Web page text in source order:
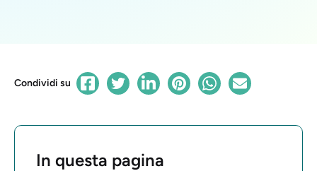
Condividi su
In questa pagina